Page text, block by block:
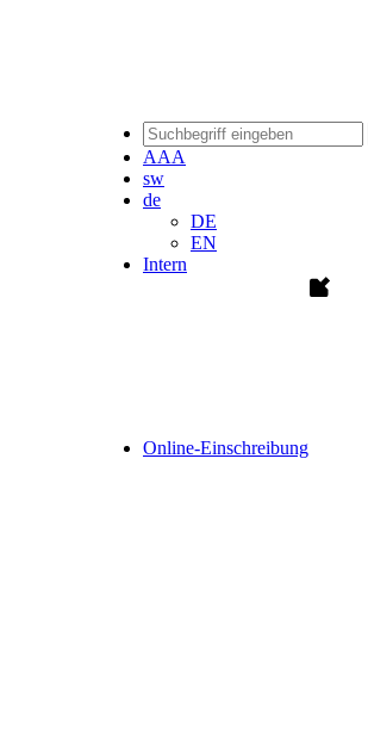
AAA
sw
de
DE
EN
Intern
Online-Einschreibung